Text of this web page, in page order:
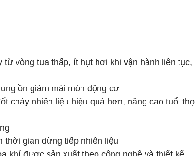
vòng tua thấp, ít hụt hơi khi vận hành liên tục,
ồn giảm mài mòn động cơ
cháy nhiên liệu hiệu quả hơn, nâng cao tuổi thọ
thời gian dừng tiếp nhiên liệu
khí được sản xuất theo công nghệ và thiết kế